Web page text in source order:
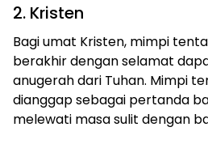
2. Kristen
Bagi umat Kristen, mimpi
berakhir dengan selamat
anugerah dari Tuhan. Mimpi
dianggap sebagai pertanda
melewati masa sulit dengan